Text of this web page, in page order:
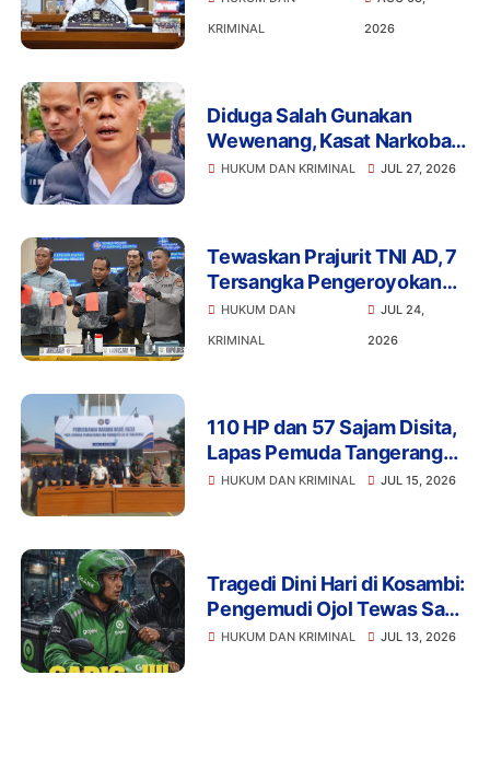
Umur Promosikan Vape
KRIMINAL
2026
Diduga Salah Gunakan
Wewenang, Kasat Narkoba
Polres Tangsel dan 6
HUKUM DAN KRIMINAL JUL 27, 2026
Tewaskan Prajurit TNI AD, 7
Tersangka Pengeroyokan
Terancam Penjara Seumur
Hidup
HUKUM DAN
KRIMINAL
JUL 24,
2026
110 HP dan 57 Sajam Disita,
Lapas Pemuda Tangerang
Perketat Pengawasan
HUKUM DAN KRIMINAL JUL 15, 2026
Tragedi Dini Hari di Kosambi:
Pengemudi Ojol Tewas Saat
Istirahat, Motor dan HP Raib
HUKUM DAN KRIMINAL JUL 13, 2026